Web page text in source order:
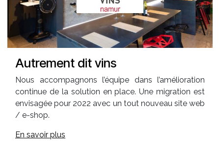
Autrement dit vins
Nous accompagnons l’équipe dans l’amélioration
continue de la solution en place. Une migration est
envisagée pour 2022 avec un tout nouveau site web
/ e-shop.
En savoir plus